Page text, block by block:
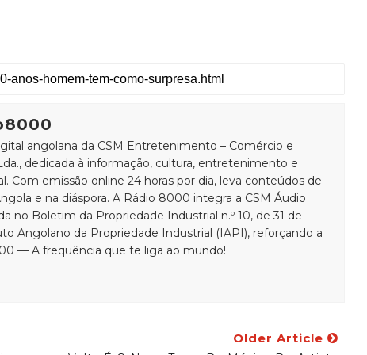
angolana da CSM Entretenimento – Comércio e
dedicada à informação, cultura, entretenimento e
Com emissão online 24 horas por dia, leva conteúdos de
e na diáspora. A Rádio 8000 integra a CSM Áudio
no Boletim da Propriedade Industrial n.º 10, de 31 de
Angolano da Propriedade Industrial (IAPI), reforçando a
— A frequência que te liga ao mundo!
Older Article